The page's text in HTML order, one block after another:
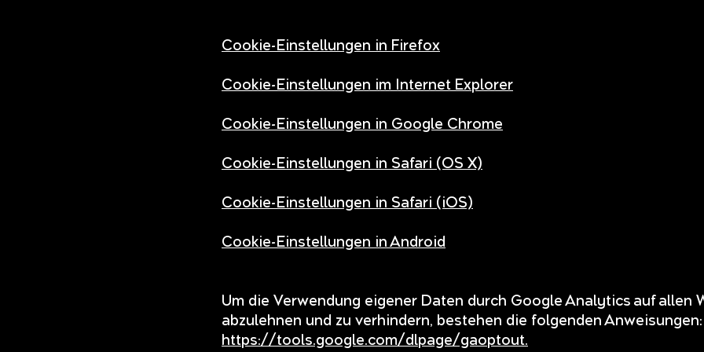
Cookie-Einstellungen in Firefox
Cookie-Einstellungen im Internet Explorer
Cookie-Einstellungen in Google Chrome
Cookie-Einstellungen in Safari (OS X)
Cookie-Einstellungen in Safari (iOS)
Cookie-Einstellungen in Android
Um die Verwendung eigener Daten durch Google Analytics auf allen
abzulehnen und zu verhindern, bestehen die folgenden Anweisungen:
https://tools.google.com/dlpage/gaoptout.